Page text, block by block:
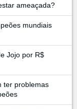
ameaçada?
mundiais
Jojo por R$
ter problemas